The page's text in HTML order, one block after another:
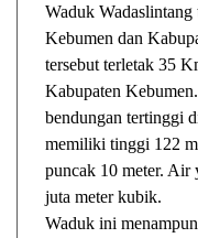
Waduk Wadaslintang
Kebumen dan
tersebut terletak 35
Kabupaten
bendungan tertinggi
memiliki tinggi 122
puncak 10 meter. Air
juta meter kubik.
Waduk ini